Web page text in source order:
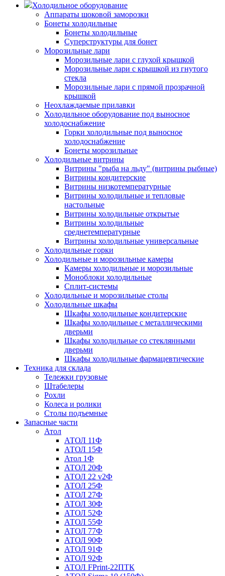
Холодильное оборудование
Аппараты шоковой заморозки
Бонеты холодильные
Бонеты холодильные
Суперструктуры для бонет
Морозильные лари
Морозильные лари с глухой крышкой
Морозильные лари с крышкой из гнутого
стекла
Морозильные лари с прямой прозрачной
крышкой
Неохлаждаемые прилавки
Холодильное оборудование под выносное
холодоснабжение
Горки холодильные под выносное
холодоснабжение
Бонеты морозильные
Холодильные витрины
Витрины "рыба на льду" (витрины рыбные)
Витрины кондитерские
Витрины низкотемпературные
Витрины холодильные и тепловые
настольные
Витрины холодильные открытые
Витрины холодильные
среднетемпературные
Витрины холодильные универсальные
Холодильные горки
Холодильные и морозильные камеры
Камеры холодильные и морозильные
Моноблоки холодильные
Сплит-системы
Холодильные и морозильные столы
Холодильные шкафы
Шкафы холодильные кондитерские
Шкафы холодильные с металлическими
дверьми
Шкафы холодильные со стеклянными
дверьми
Шкафы холодильные фармацевтические
Техника для склада
Тележки грузовые
Штабелеры
Рохли
Колеса и ролики
Столы подъемные
Запасные части
Атол
АТОЛ 11Ф
АТОЛ 15Ф
Атол 1Ф
АТОЛ 20Ф
АТОЛ 22 v2Ф
АТОЛ 25Ф
АТОЛ 27Ф
АТОЛ 30Ф
АТОЛ 52Ф
АТОЛ 55Ф
АТОЛ 77Ф
АТОЛ 90Ф
АТОЛ 91Ф
АТОЛ 92Ф
АТОЛ FPrint-22ПТК